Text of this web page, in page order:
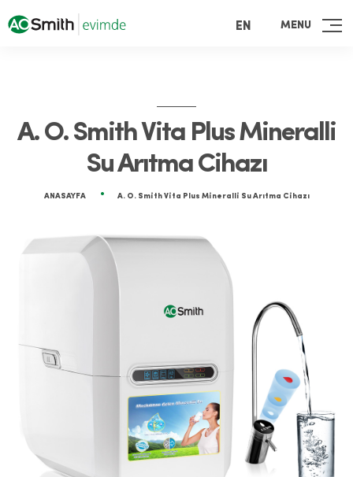
EN MENU
A. O. Smith Vita Plus Mineralli
Su Arıtma Cihazı
ANASAYFA A. O. Smith Vita Plus Mineralli Su Arıtma Cihazı